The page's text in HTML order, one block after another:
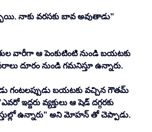
నాకు వరసకు బావ అవుతాడు"
వారీగా ఆ పెంకుటింటి నుండి బయటకు
దూరం నుండి గమనిస్తూ ఉన్నారు.
గంటలప్పుడు బయటకు వచ్చిన గౌతమ్
ఇద్దరు వ్యక్తులు ఆ షెడ్ దగ్గరకు
ఉన్నారు" అని మోహన్ తో చెప్పాడు.